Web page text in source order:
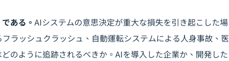
ある。 AIシステムの意思決定が重大な損失を引き起こした場
ラッシュクラッシュ、自動運転システムによる人身事故、医
のように追跡されるべきか。AIを導入した企業か、開発した